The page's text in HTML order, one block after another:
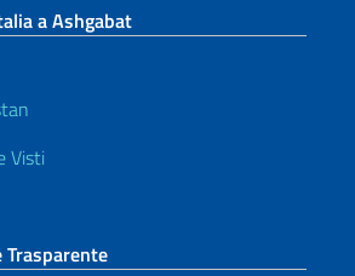
a Ashgabat
Visti